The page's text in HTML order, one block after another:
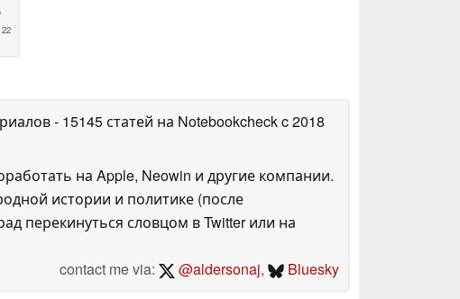
22
- 15145 статей на Notebookcheckc 2018
на Apple, Neowin и другие компании.
истории и политике (после
перекинуться словцом в Twitter или на
contact me via:
@aldersonaj, Bluesky